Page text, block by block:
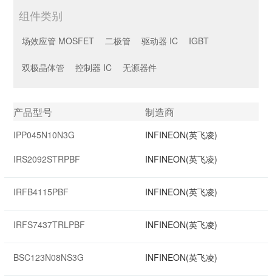
组件类别
场效应管 MOSFET 二极管 驱动器 IC IGBT
双极晶体管 控制器 IC 无源器件
产品型号
制造商
封装
批次
IPP045N10N3G
INFINEON(英飞凌)
IRS2092STRPBF
INFINEON(英飞凌)
IRFB4115PBF INFINEON(英飞凌)
IRFS7437TRLPBF INFINEON(英飞凌)
BSC123N08NS3G INFINEON(英飞凌)